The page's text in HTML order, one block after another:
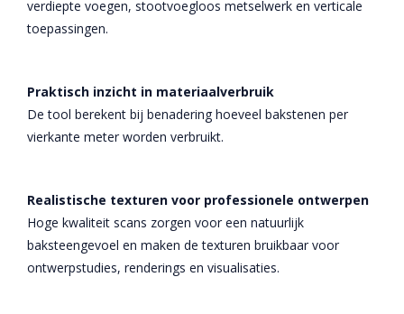
verdiepte voegen, stootvoegloos metselwerk en verticale
toepassingen.
Praktisch inzicht in materiaalverbruik
De tool berekent bij benadering hoeveel bakstenen per
vierkante meter worden verbruikt.
Realistische texturen voor professionele ontwerpen
Hoge kwaliteit scans zorgen voor een natuurlijk
baksteengevoel en maken de texturen bruikbaar voor
ontwerpstudies, renderings en visualisaties.